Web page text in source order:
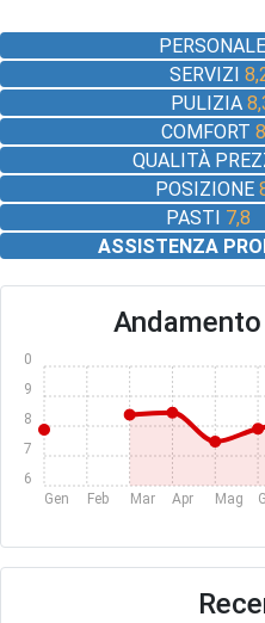
PERSONALE
SERVIZI
PULIZIA
COMFORT8
QUALITÀ
POSIZIONE
PASTI 7,8
ASSISTENZA
Gen Feb Mar Apr Mag
6
7
8
9
10